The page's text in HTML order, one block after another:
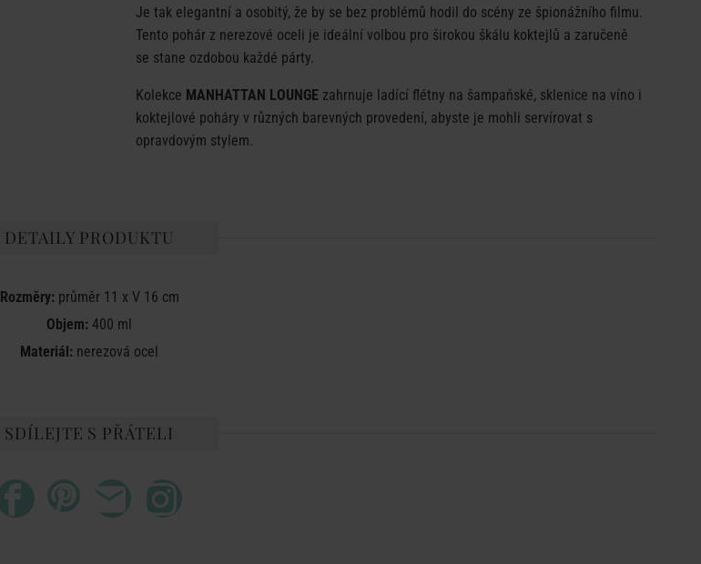
Je tak elegantní a osobitý, že by se bez problémů hodil do scény ze špionážního filmu.
Tento pohár z nerezové oceli je ideální volbou pro širokou škálu koktejlů a zaručeně
se stane ozdobou každé párty.
Kolekce MANHATTAN LOUNGE zahrnuje ladící flétny na šampaňské, sklenice na víno i
koktejlové poháry v různých barevných provedení, abyste je mohli servírovat s
opravdovým stylem.
DETAILY PRODUKTU
Rozměry:průměr 11 x V 16 cm
Objem: 400 ml
Materiál: nerezová ocel
SDÍLEJTE S PŘÁTELI